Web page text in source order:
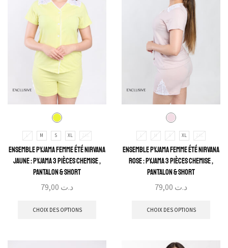
L M S XL 2XL
Ensemble Pyjama Femme Été Nirvana
Jaune : Pyjama 3 Pièces Chemise ,
Pantalon & Short
د.ت
CHOIX DES OPTIONS
L M S XL 2XL
Ensemble Pyjama Femme Été Nirvana
Rose : Pyjama 3 Pièces Chemise ,
Pantalon & Short
د.ت
CHOIX DES OPTIONS